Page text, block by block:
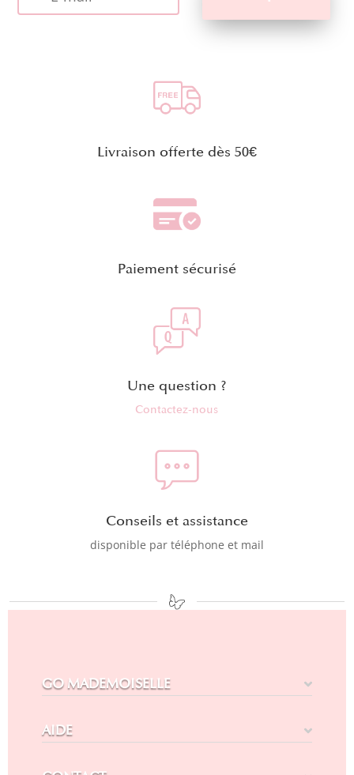
Livraison offerte dès 50€
Paiement sécurisé
Une question ?
Contactez-nous
Conseils et assistance
disponible par téléphone et mail
GO MADEMOISELLE
AIDE